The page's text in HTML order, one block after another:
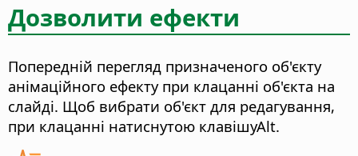
Дозволити ефекти
Попередній перегляд призначеного об'єкту
анімаційного ефекту при клацанні об'єкта на
слайді. Щоб вибрати об'єкт для редагування,
при клацанні натиснутою клавішуAlt.